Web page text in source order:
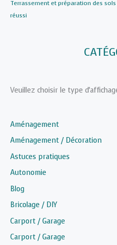
Terrassement et préparation des
réussi
Veuillez choisir le type
Aménagement
Aménagement / Décoration
Astuces pratiques
Autonomie
Blog
Bricolage / DIY
Carport / Garage
Carport / Garage